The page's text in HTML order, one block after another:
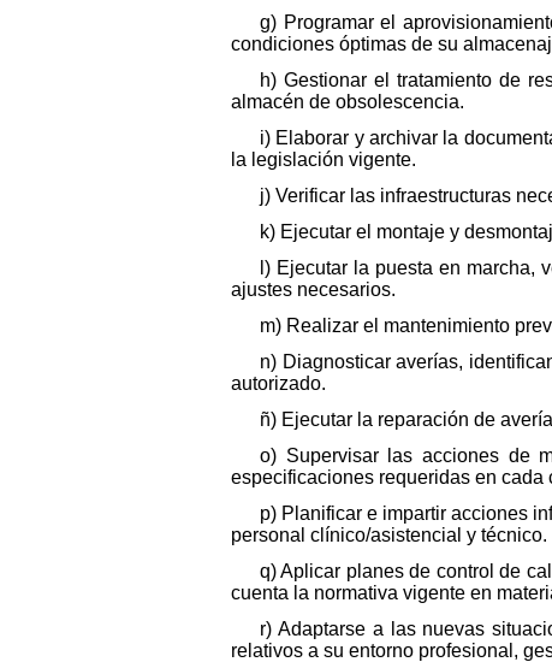
g) Programar el
condiciones óptimas de su
h) Gestionar el tratamiento de
almacén de obsolescencia.
i) Elaborar y archivar la
la legislación vigente.
j) Verificar las infraestructuras
k) Ejecutar el montaje y
l) Ejecutar la puesta en marcha,
ajustes necesarios.
m) Realizar el mantenimiento
n) Diagnosticar averías,
autorizado.
ñ) Ejecutar la reparación de
o) Supervisar las acciones de
especificaciones requeridas en cada
p) Planificar e impartir acciones
personal clínico/asistencial y técnico.
q) Aplicar planes de control de
cuenta la normativa vigente en
r) Adaptarse a las nuevas
relativos a su entorno profesional,